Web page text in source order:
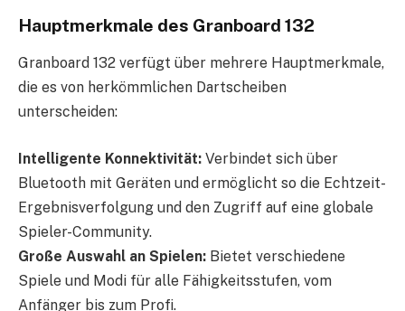
Hauptmerkmale des Granboard 132
Granboard 132 verfügt über mehrere Hauptmerkmale,
die es von herkömmlichen Dartscheiben
unterscheiden:
Intelligente Konnektivität: Verbindet sich über
Bluetooth mit Geräten und ermöglicht so die Echtzeit-
Ergebnisverfolgung und den Zugriff auf eine globale
Spieler-Community.
Große Auswahl an Spielen: Bietet verschiedene
Spiele und Modi für alle Fähigkeitsstufen, vom
Anfänger bis zum Profi.